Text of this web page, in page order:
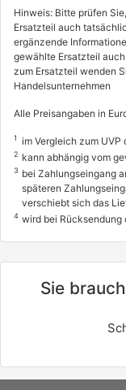
Hinweis: Bitte prüfen
Ersatzteil auch
ergänzende
gewählte Ersatzteil
zum Ersatzteil wenden
Handelsunternehmen
Alle Preisangaben in
1 im Vergleich zum
2 kann abhängig vom
3 bei Zahlungseingang
späteren
verschiebt sich das
4 wird bei
Sie